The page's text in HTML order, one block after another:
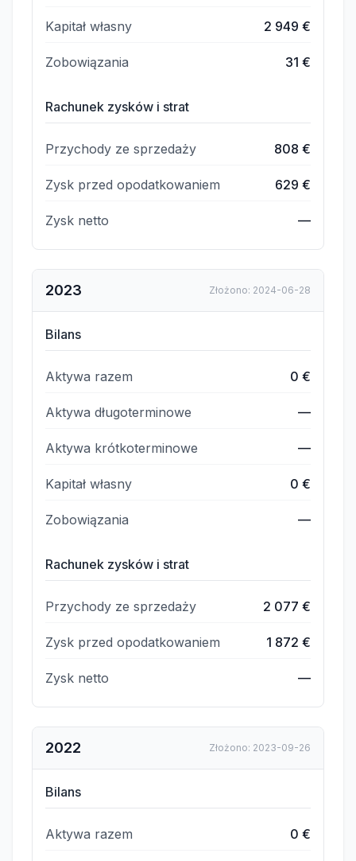
Kapitał własny 2 949 €
Zobowiązania 31 €
Rachunek zysków i strat
Przychody ze sprzedaży 808 €
Zysk przed opodatkowaniem 629 €
Zysk netto —
2023 Złożono: 2024-06-28
Bilans
Aktywa razem 0 €
Aktywa długoterminowe —
Aktywa krótkoterminowe —
Kapitał własny 0 €
Zobowiązania —
Rachunek zysków i strat
Przychody ze sprzedaży 2 077 €
Zysk przed opodatkowaniem 1 872 €
Zysk netto —
2022 Złożono: 2023-09-26
Bilans
Aktywa razem 0 €